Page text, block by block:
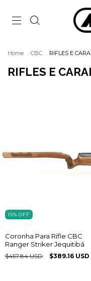
Home . CBC . RIFLES E
RIFLES E
15% OFF
Coronha Para Rifle CBC
Ranger Striker Jequitibá
$457.84 USD $389.16 USD